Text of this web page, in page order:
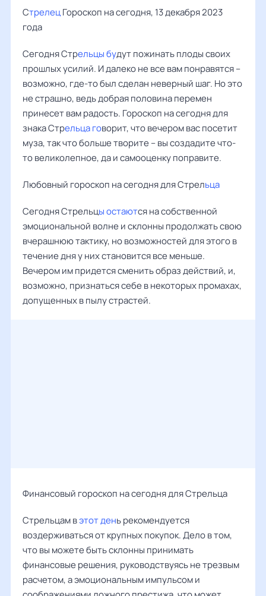
СтрелецГороскоп на сегодня, 13 декабря 2023
года
Сегодня Стрельцы будут пожинать плоды своих
прошлых усилий. И далеко не все вам понравятся –
возможно, где-то был сделан неверный шаг. Но это
не страшно, ведь добрая половина перемен
принесет вам радость. Гороскоп на сегодня для
знака Стрельца говорит, что вечером вас посетит
муза, так что больше творите – вы создадите что-
то великолепное, да и самооценку поправите.
Любовный гороскоп на сегодня для Стрельца
Сегодня Стрельцы остаются на собственной
эмоциональной волне и склонны продолжать свою
вчерашнюю тактику, но возможностей для этого в
течение дня у них становится все меньше.
Вечером им придется сменить образ действий, и,
возможно, признаться себе в некоторых промахах,
допущенных в пылу страстей.
Финансовый гороскоп на сегодня для Стрельца
Стрельцам вэтот день рекомендуется
воздерживаться от крупных покупок. Дело в том,
что вы можете быть склонны принимать
финансовые решения, руководствуясь не трезвым
расчетом, а эмоциональным импульсом и